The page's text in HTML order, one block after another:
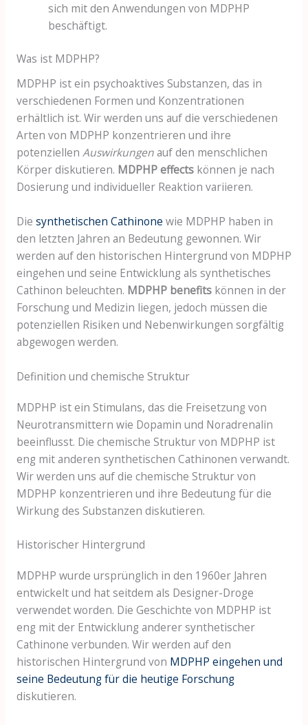
sich mit den Anwendungen von MDPHP
beschäftigt.
Was ist MDPHP?
MDPHP ist ein psychoaktives Substanzen, das in
verschiedenen Formen und Konzentrationen
erhältlich ist. Wir werden uns auf die verschiedenen
Arten von MDPHP konzentrieren und ihre
potenziellen Auswirkungenauf den menschlichen
Körper diskutieren. MDPHP effectskönnen je nach
Dosierung und individueller Reaktion variieren.
Die synthetischen Cathinone wie MDPHP haben in
den letzten Jahren an Bedeutung gewonnen. Wir
werden auf den historischen Hintergrund von MDPHP
eingehen und seine Entwicklung als synthetisches
Cathinon beleuchten. MDPHP benefitskönnen in der
Forschung und Medizin liegen, jedoch müssen die
potenziellen Risiken und Nebenwirkungen sorgfältig
abgewogen werden.
Definition und chemische Struktur
MDPHP ist ein Stimulans, das die Freisetzung von
Neurotransmittern wie Dopamin und Noradrenalin
beeinflusst. Die chemische Struktur von MDPHP ist
eng mit anderen synthetischen Cathinonen verwandt.
Wir werden uns auf die chemische Struktur von
MDPHP konzentrieren und ihre Bedeutung für die
Wirkung des Substanzen diskutieren.
Historischer Hintergrund
MDPHP wurde ursprünglich in den 1960er Jahren
entwickelt und hat seitdem als Designer-Droge
verwendet worden. Die Geschichte von MDPHP ist
eng mit der Entwicklung anderer synthetischer
Cathinone verbunden. Wir werden auf den
historischen Hintergrund von MDPHP eingehen und
seine Bedeutung für die heutige Forschung
diskutieren.